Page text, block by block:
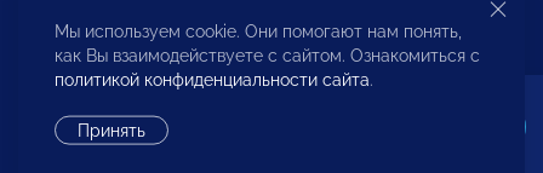
Бюро по защите прав предпринимателей и
инвесторов
Мы используем cookie. Они помогают нам понять,
как Вы взаимодействуете с сайтом. Ознакомиться с
политикой конфиденциальности сайта.
Принять